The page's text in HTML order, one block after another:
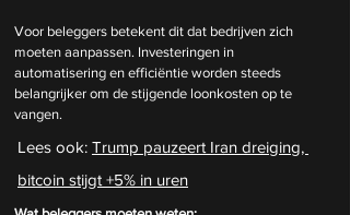
Voor beleggers betekent dit dat bedrijven zich
moeten aanpassen. Investeringen in
automatisering en efficiëntie worden steeds
belangrijker om de stijgende loonkosten op te
vangen.
Lees ook: Trump pauzeert Iran dreiging,
bitcoin stijgt +5% in uren